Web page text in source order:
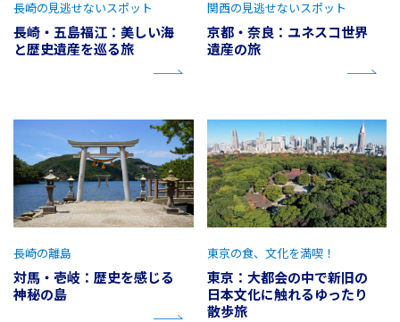
長崎・五島福江：美しい海
と歴史遺産を巡る旅
長崎の見逃せないスポット
京都・奈良：ユネスコ世界
遺産の旅
関西の見逃せないスポット
対馬・壱岐：歴史を感じる
神秘の島
長崎の離島
東京：大都会の中で新旧の
日本文化に触れるゆったり
散歩旅
東京の食、文化を満喫！